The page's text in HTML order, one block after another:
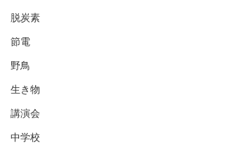
脱炭素
節電
野鳥
生き物
講演会
中学校